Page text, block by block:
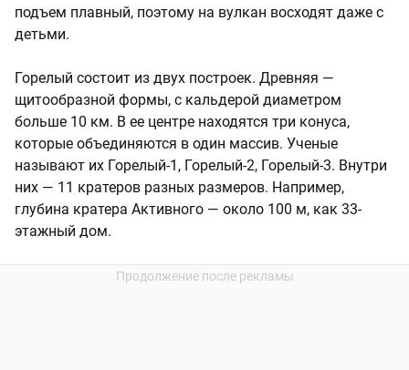
подъем плавный, поэтому на вулкан восходят даже с
детьми.
Горелый состоит из двух построек. Древняя —
щитообразной формы, с кальдерой диаметром
больше 10 км. В ее центре находятся три конуса,
которые объединяются в один массив. Ученые
называют их Горелый-1, Горелый-2, Горелый-3. Внутри
них — 11 кратеров разных размеров. Например,
глубина кратера Активного — около 100 м, как 33-
этажный дом.